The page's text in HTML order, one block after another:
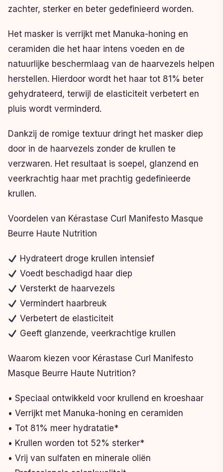
zachter, sterker en beter gedefinieerd worden.
Het masker is verrijkt met Manuka-honing en
ceramiden die het haar intens voeden en de
natuurlijke beschermlaag van de haarvezels helpen
herstellen. Hierdoor wordt het haar tot 81% beter
gehydrateerd, terwijl de elasticiteit verbetert en
pluis wordt verminderd.
Dankzij de romige textuur dringt het masker diep
door in de haarvezels zonder de krullen te
verzwaren. Het resultaat is soepel, glanzend en
veerkrachtig haar met prachtig gedefinieerde
krullen.
Voordelen van Kérastase Curl Manifesto Masque
Beurre Haute Nutrition
Hydrateert droge krullen intensief
Voedt beschadigd haar diep
Versterkt de haarvezels
Vermindert haarbreuk
Verbetert de elasticiteit
Geeft glanzende, veerkrachtige krullen
Waarom kiezen voor Kérastase Curl Manifesto
Masque Beurre Haute Nutrition?
• Speciaal ontwikkeld voor krullend en kroeshaar
• Verrijkt met Manuka-honing en ceramiden
• Tot 81% meer hydratatie*
• Krullen worden tot 52% sterker*
• Vrij van sulfaten en minerale oliën